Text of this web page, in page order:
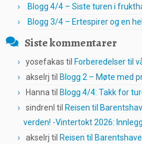
Blogg 4/4 – Siste turen i
Blogg 3/4 – Ertespirer og en
Siste kommentarer
yosefakas til Forberedelser til
akselrj til Blogg 2 – Møte med
Hanna til Blogg 4/4: Takk for
sindrenl til Reisen til
verden! -Vintertokt 2026:
akselrj til Reisen til